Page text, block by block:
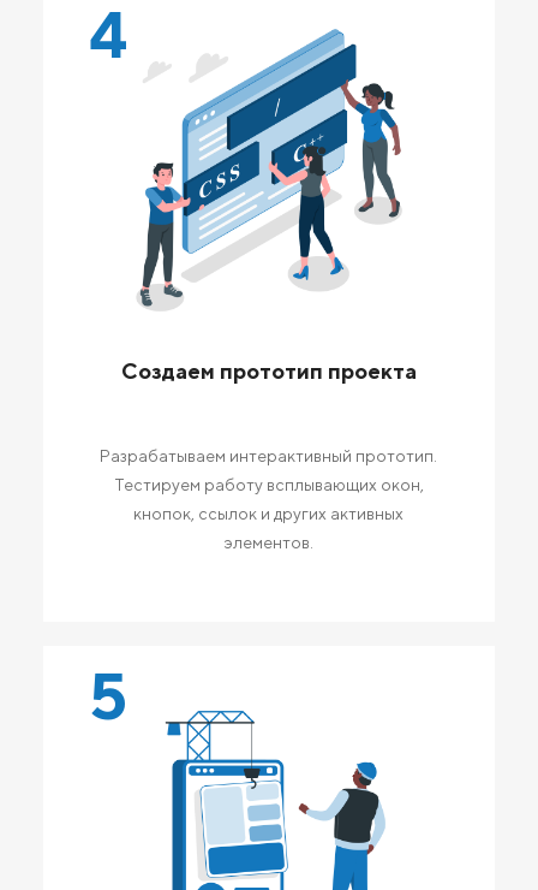
4
Создаем прототип проекта
Разрабатываем интерактивный прототип.
Тестируем работу всплывающих окон,
кнопок, ссылок и других активных
элементов.
5